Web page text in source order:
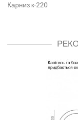
Карниз к-220